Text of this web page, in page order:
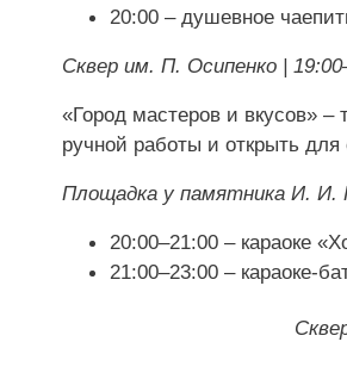
20:00 – душевное
Сквер им. П. Осипенко |
«Город мастеров и вкусов»
ручной работы и открыть
Площадка у памятника И. И.
20:00–21:00 – караоке
21:00–23:00 – караоке-